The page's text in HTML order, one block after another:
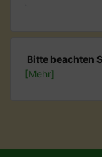
Bitte beachten
[Mehr]